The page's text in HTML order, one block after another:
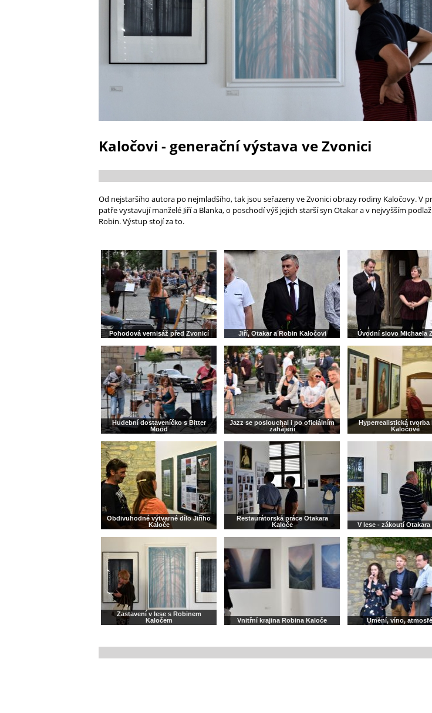
Kaločovi - generační výstava ve Zvonici
Od nejstaršího autora po nejmladšího, tak jsou seřazeny ve Zvonici obrazy rodiny Kaločovy. V
patře vystavují manželé Jiří a Blanka, o poschodí výš jejich starší syn Otakar a v nejvyšším
Robin. Výstup stojí za to.
Pohodová vernisáž před Zvonicí Jiří, Otakar a Robin Kaločovi Úvodní slovo Michaela
Hudební dostaveníčko s Bitter
Mood
Jazz se poslouchal i po oficiálním
zahájení
Hyperrealistická tvorba
Kaločové
Obdivuhodné výtvarné dílo Jiřího
Kaloče
Restaurátorská práce Otakara
Kaloče
V lese - zákoutí Otakara
Zastavení v lese s Robinem
Kaločem
Vnitřní krajina Robina Kaloče Umění, víno,